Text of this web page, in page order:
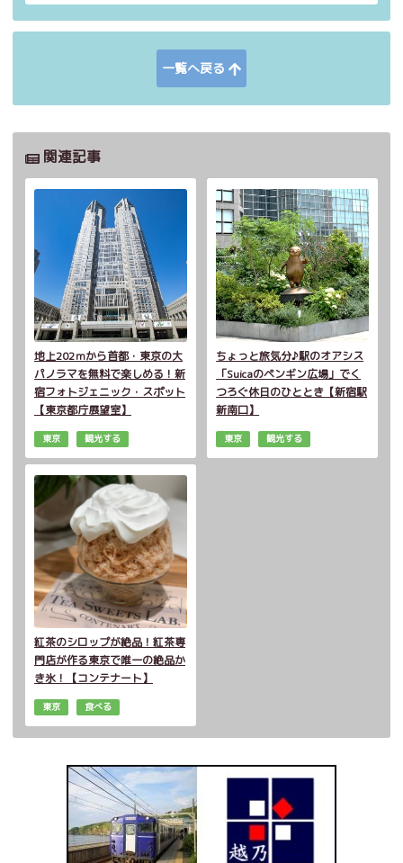
一覧へ戻る
関連記事
地上202ｍから首都・東京の大
パノラマを無料で楽しめる！新
宿フォトジェニック・スポット
【東京都庁展望室】
東京 観光する
ちょっと旅気分♪駅のオアシス
「Suicaのペンギン広場」でく
つろぐ休日のひととき【新宿駅
新南口】
東京 観光する
紅茶のシロップが絶品！紅茶専
門店が作る東京で唯一の絶品か
き氷！【コンテナート】
東京 食べる